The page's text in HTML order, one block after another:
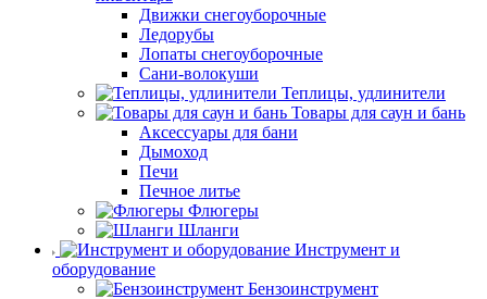
Движки снегоуборочные
Ледорубы
Лопаты снегоуборочные
Сани-волокуши
Теплицы, удлинители
Товары для саун и бань
Аксессуары для бани
Дымоход
Печи
Печное литье
Флюгеры
Шланги
Инструмент и
оборудование
Бензоинструмент